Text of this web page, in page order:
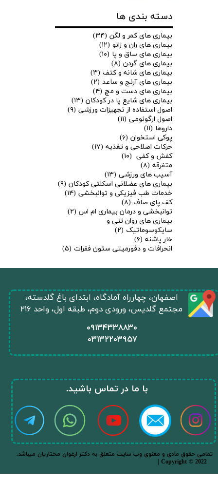
دسته بندی ها
بیماری های کمر و لگن (۳۴)
بیماری های ران و زانو (۱۲)
بیماری های ساق و پا (۱۰)
بیماری های گردن (۸)
بیماری های شانه و کتف (۳)
بیماری های آرنج و ساعد (۲)
بیماری های دست و مچ (۴)
بیماری های شایع پا در کودکان (۱۳)
اصول استفاده از تجهیزات ورزشی (۹)
اصول ارگونومی (۱۱)
داروها (۱۱)
پوکی استخوان (۶)
حرکات اصلاحی و تغذیه (۱۷)
کفش و کفی (۱۰)
متفرقه (۸)
آسیب های ورزشی (۱۳)
بیماری های عضلانی اسکلتی کودکان (۹)
خدمات طب فیزیکی و توانبخشی (۱۴)
کف پای صاف (۸)
توانبخشی و درمان بیماری ام اس (۲)
بیماری های روان تنی و
سایکوسوماتیک (۲)
خار پاشنه (۶)
انحرافات و دفورمیتی ستون فقرات (۵)
​۰۹۱۳۴۳۳۸۸۳۰
۰۳۱۳۲۲۰۳۹۵۷
​اصفهان، چهارراه آمادگاه، ابتدای باغ گلدسته،
مجتمع گلدیس، ورودی دوم، طبقه اول، واحد ۲۱۶
​با ما در تماس باشید.​​​​​​​
.تمامی حقوق مادی و معنوی وب سایت متعلق به دکتر ارغوان مختاریان میباشد
| Copyright © 2022